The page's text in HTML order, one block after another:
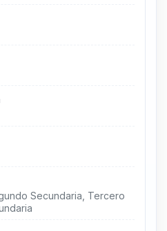
Secundaria, Tercero